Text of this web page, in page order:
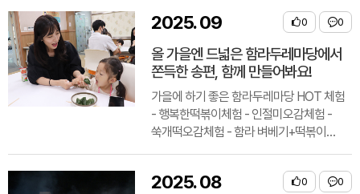
0
2025.09
올 가을엔 드넓은 함라두레마당에서
쫀득한 송편, 함께 만들어봐요!
가을에 하기 좋은 함라두레마당 HOT 체험
- 행복한떡볶이체험 - 인절미오감체험 -
쑥개떡오감체험 - 함라 벼베기+떡볶이
0
0
2025.08 0